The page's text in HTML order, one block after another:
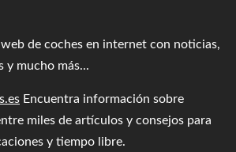
web de coches en internet con noticias,
y mucho más...
Encuentra información sobre
miles de artículos y consejos para
y tiempo libre.